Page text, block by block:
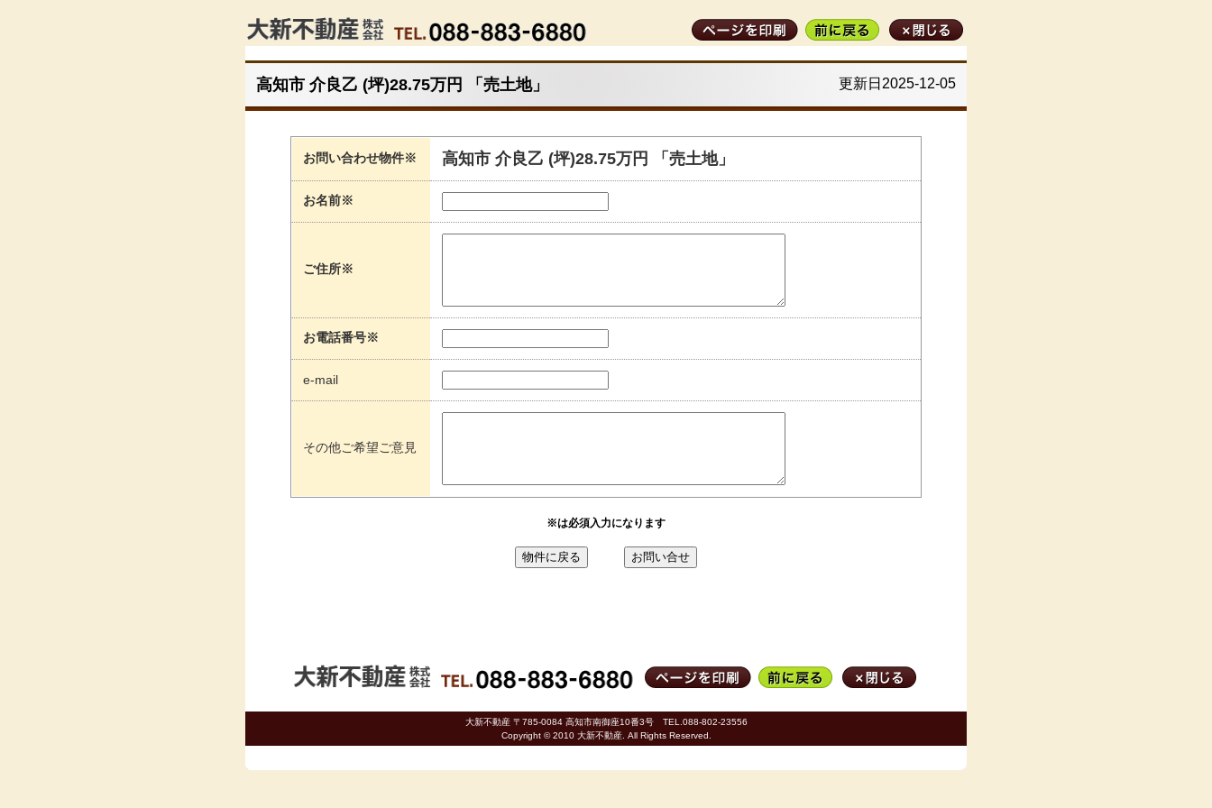
高知市 介良乙 (坪)28.75万円 「売土地」 更新日2025-12-05
お問い合わせ物件※ 高知市 介良乙 (坪)28.75万円 「売土地」
お名前※
ご住所※
お電話番号※
e-mail
その他ご希望ご意見
※は必須入力になります
大新不動産 〒785-0084 高知市南御座10番3号 TEL.088-802-23556
Copyright © 2010 大新不動産. All Rights Reserved.